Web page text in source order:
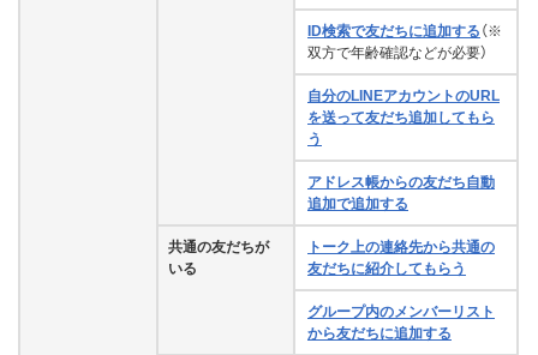
ID検索で友だちに追加する （※
双方で年齢確認などが必要）
自分のLINEアカウントのURL
を送って友だち追加してもら
う
アドレス帳からの友だち自動
追加で追加する
共通の友だちが
いる
トーク上の連絡先から共通の
友だちに紹介してもらう
グループ内のメンバーリスト
から友だちに追加する